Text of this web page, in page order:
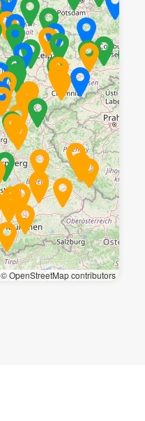
© OpenStreetMap contributors